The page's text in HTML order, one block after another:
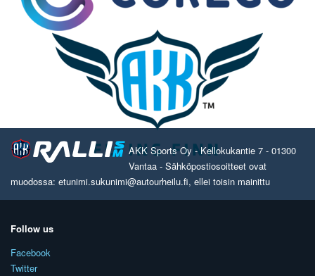
AKK Sports Oy - Kellokukantie 7 - 01300
Vantaa - Sähköpostiosoitteet ovat
muodossa: etunimi.sukunimi@autourheilu.fi, ellei toisin mainittu
Follow us
Facebook
Twitter